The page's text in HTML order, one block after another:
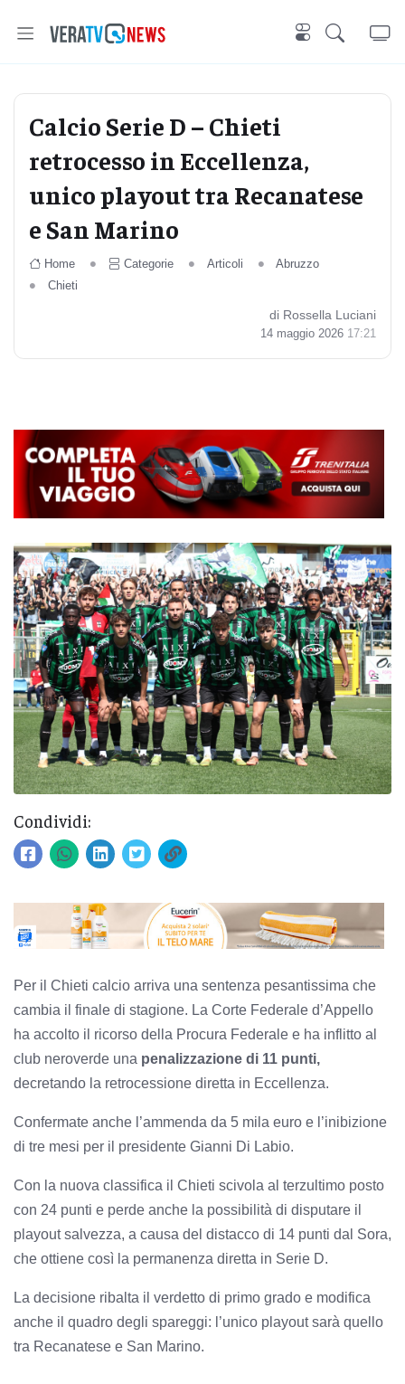
Calcio Serie D – Chieti
retrocesso in Eccellenza,
unico playout tra Recanatese
e San Marino
Home Categorie Articoli
Abruzzo
Chieti
di Rossella Luciani
14 maggio 2026 17:21
Condividi:
Per il Chieti calcio arriva una sentenza pesantissima che
cambia il finale di stagione. La Corte Federale d’Appello
ha accolto il ricorso della Procura Federale e ha inflitto al
club neroverde una penalizzazione di 11 punti,
decretando la retrocessione diretta in Eccellenza.
Confermate anche l’ammenda da 5 mila euro e l’inibizione
di tre mesi per il presidente Gianni Di Labio.
Con la nuova classifica il Chieti scivola al terzultimo posto
con 24 punti e perde anche la possibilità di disputare il
playout salvezza, a causa del distacco di 14 punti dal Sora,
che ottiene così la permanenza diretta in Serie D.
La decisione ribalta il verdetto di primo grado e modifica
anche il quadro degli spareggi: l’unico playout sarà quello
tra Recanatese e San Marino.